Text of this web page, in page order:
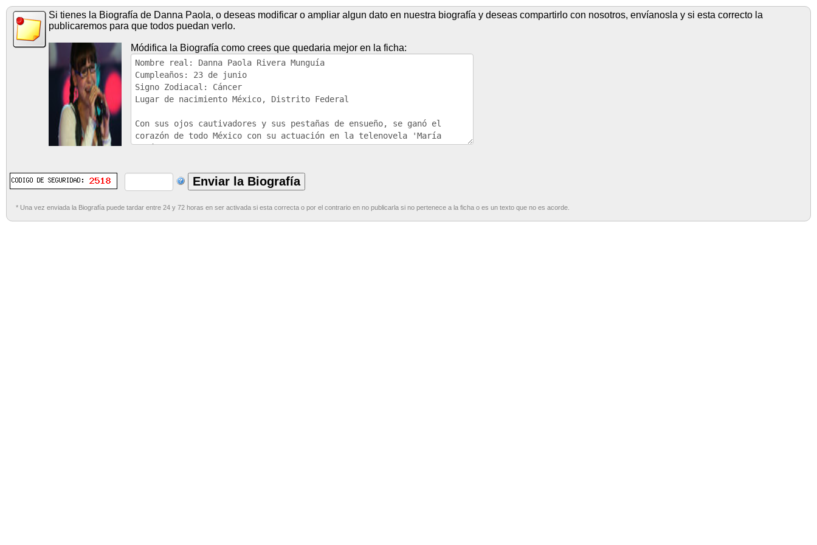
Si tienes la Biografía de Danna Paola, o deseas modificar o ampliar algun dato en nuestra biografía y deseas compartirlo con nosotros, envíanosla y si esta correcto la
publicaremos para que todos puedan verlo.
Módifica la Biografía como crees que quedaria mejor en la ficha:
* Una vez enviada la Biografía puede tardar entre 24 y 72 horas en ser activada si esta correcta o por el contrario en no publicarla si no pertenece a la ficha o es un texto que no es acorde.